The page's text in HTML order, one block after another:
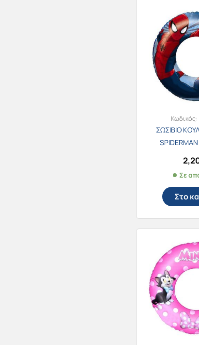
Κωδικός:
ΣΩΣΙΒΙΟ
Σε
Στο